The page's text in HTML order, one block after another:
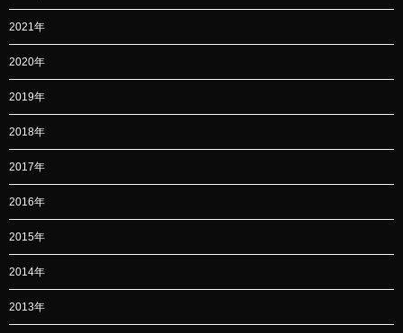
2021年
2020年
2019年
2018年
2017年
2016年
2015年
2014年
2013年